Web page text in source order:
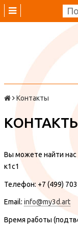
Контакты
Вы можете найти нас
к1с1
Телефон: +7 (499)
Email: info@my3d.art
Время работы